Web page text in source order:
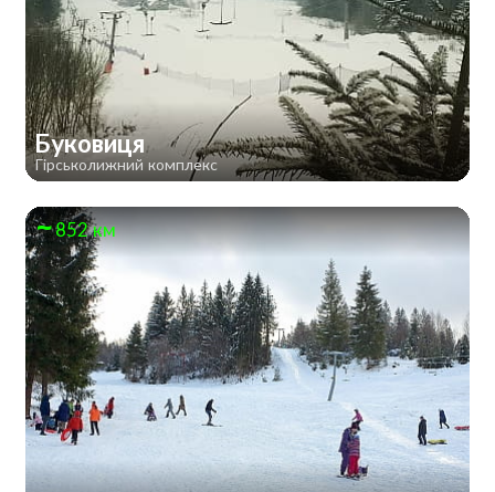
Буковиця
Гірськолижний комплекс
852 км